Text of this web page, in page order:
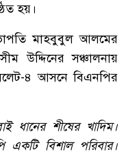
হয়।
মাহবুবুল আলমের
উদ্দিনের সঞ্চালনায়
৪ আসনে বিএনপির
ধানের শীষের খাদিম।
বিশাল পরিবার।